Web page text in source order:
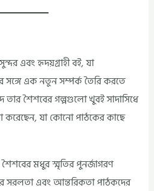
এবং হৃদয়গ্রাহী বই, যা
সঙ্গে এক নতুন সম্পর্ক তৈরি করতে
শৈশবের গল্পগুলো খুবই সাদাসিধে
করেছেন, যা কোনো পাঠকের কাছে
মধুর স্মৃতির পুনর্জাগরণ
সরলতা এবং আন্তরিকতা পাঠকদের